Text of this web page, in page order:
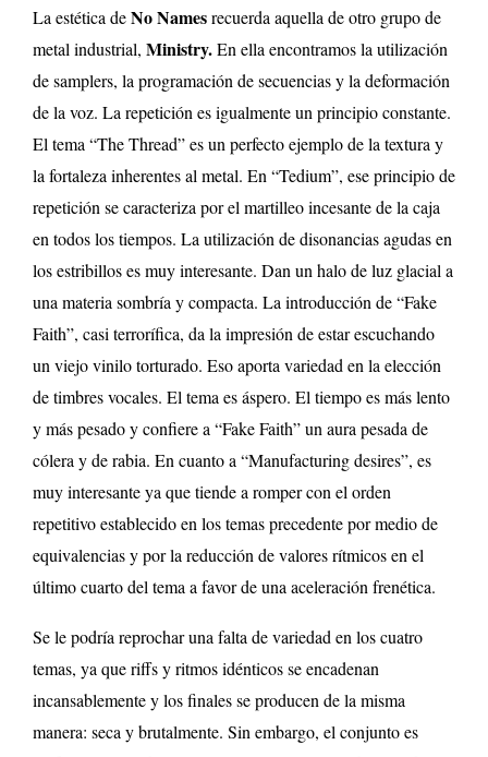
La estética deNo Namesrecuerda aquella de otro grupo de
metal industrial, Ministry.En ella encontramos la utilización
de samplers, la programación de secuencias y la deformación
de la voz. La repetición es igualmente un principio constante.
El tema “The Thread” es un perfecto ejemplo de la textura y
la fortaleza inherentes al metal. En “Tedium”, ese principio de
repetición se caracteriza por el martilleo incesante de la caja
en todos los tiempos. La utilización de disonancias agudas en
los estribillos es muy interesante. Dan un halo de luz glacial a
una materia sombría y compacta. La introducción de “Fake
Faith”, casi terrorífica, da la impresión de estar escuchando
un viejo vinilo torturado. Eso aporta variedad en la elección
de timbres vocales. El tema es áspero. El tiempo es más lento
y más pesado y confiere a “Fake Faith” un aura pesada de
cólera y de rabia. En cuanto a “Manufacturing desires”, es
muy interesante ya que tiende a romper con el orden
repetitivo establecido en los temas precedente por medio de
equivalencias y por la reducción de valores rítmicos en el
último cuarto del tema a favor de una aceleración frenética.
Se le podría reprochar una falta de variedad en los cuatro
temas, ya que riffs y ritmos idénticos se encadenan
incansablemente y los finales se producen de la misma
manera: seca y brutalmente. Sin embargo, el conjunto es